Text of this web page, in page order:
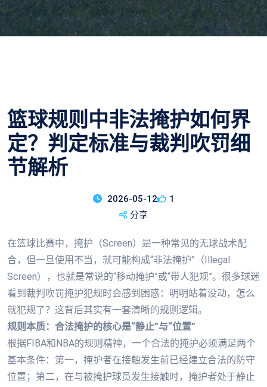
篮球规则中非法掩护如何界
定？判定标准与裁判吹罚细
节解析
2026-05-12
1
分享
在篮球比赛中，掩护（Screen）是一种常见的无球战术配
合，但一旦使用不当，就可能构成“非法掩护”（Illegal
Screen），也就是常说的“移动掩护”或“带人犯规”。很多球迷
看到裁判吹罚掩护犯规时会感到困惑：明明站着没动，怎么
就犯规了？这背后其实有一套清晰的规则逻辑。
规则本质：合法掩护的核心是“静止”与“位置”
根据FIBA和NBA的规则精神，一个合法的掩护必须满足两个
基本条件：第一，掩护者在接触发生前已经建立合法的防守
位置；第二，在与被掩护球员发生接触时，掩护者处于静止